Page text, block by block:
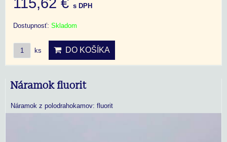
s DPH
Dostupnosť: Skladom
ks DO KOŠÍKA
Náramok fluorit
Náramok z polodrahokamov: fluorit